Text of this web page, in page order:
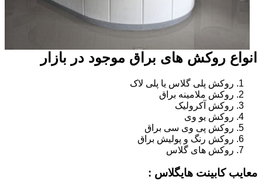
انواع روکش های براق موجود در بازار
روکش پلی گلاس یا پلی لاک
روکش ملامینه براق
روکش آکرولیک
روکش یو وی
روکش پی وی سی براق
روکش رنگ و پولیش براق
روکش های گلاس
معایب کابینت هایگلاس :